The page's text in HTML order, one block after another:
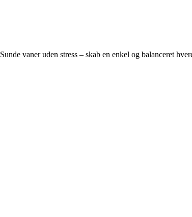
Sunde vaner uden stress – skab en enkel og balanceret